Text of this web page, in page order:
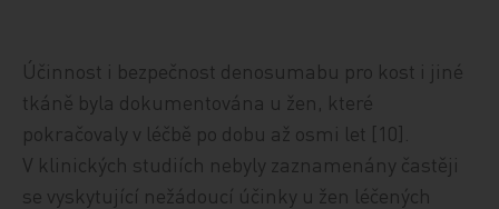
Účinnost i bezpečnost denosumabu pro kost i jiné
tkáně byla dokumentována u žen, které
pokračovaly v léčbě po dobu až osmi let [10].
V klinických studiích nebyly zaznamenány častěji
se vyskytující nežádoucí účinky u žen léčených